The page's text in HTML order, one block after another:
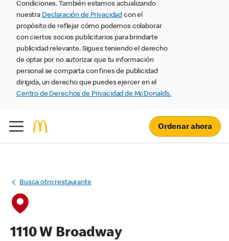
Condiciones. También estamos actualizando
nuestra Declaración de Privacidad con el
propósito de reflejar cómo podemos colaborar
con ciertos socios publicitarios para brindarte
publicidad relevante. Sigues teniendo el derecho
de optar por no autorizar que tu información
personal se comparta con fines de publicidad
dirigida, un derecho que puedes ejercer en el
Centro de Derechos de Privacidad de McDonald’s.
Ordenar ahora
Busca otro restaurante
1110 W Broadway